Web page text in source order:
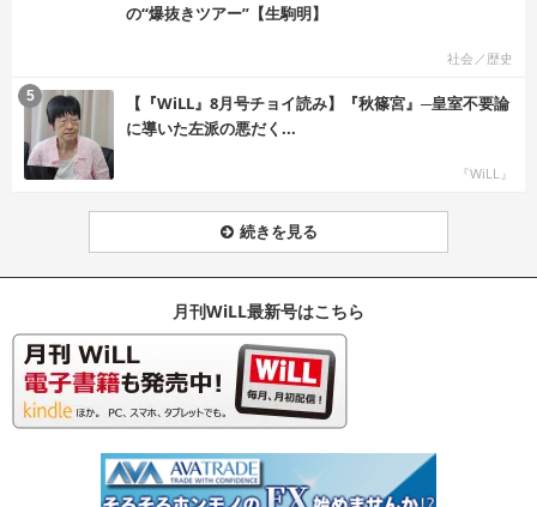
の“爆抜きツアー”【生駒明】
社会／歴史
【『WiLL』8月号チョイ読み】『秋篠宮』─皇室不要論
に導いた左派の悪だく...
『WiLL』
5
続きを見る
月刊WiLL最新号はこちら